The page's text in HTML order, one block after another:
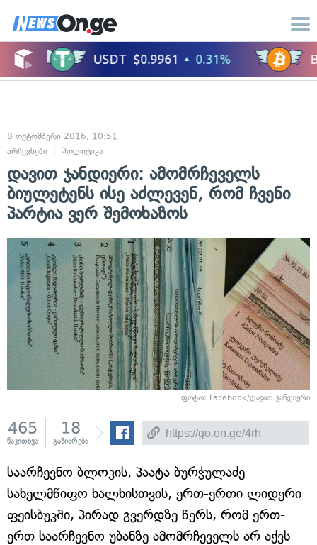
8 ოქტომბერი 2016, 10:51
არჩევნები
პოლიტიკა
დავით ჯანდიერი: ამომრჩეველს
ბიულეტენს ისე აძლევენ, რომ ჩვენი
პარტია ვერ შემოხაზოს
ფოტო: Facebook/დავით ჯანდიერი
465
წაკითხვა
18
გაზიარება
საარჩევნო ბლოკის, პაატა ბურჭულაძე-
სახელმწიფო ხალხისთვის, ერთ-ერთი ლიდერი
ფეისბუკში, პირად გვერდზე წერს, რომ ერთ-
ერთ საარჩევნო უბანზე ამომრჩეველს არ აქვს